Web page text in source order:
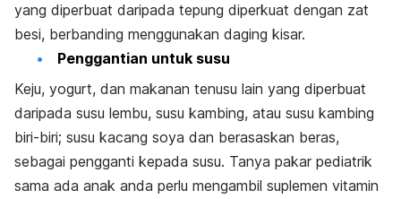
yang diperbuat daripada tepung diperkuat dengan zat
besi, berbanding menggunakan daging kisar.
Penggantian untuk susu
Keju, yogurt, dan makanan tenusu lain yang diperbuat
daripada susu lembu, susu kambing, atau susu kambing
biri-biri; susu kacang soya dan berasaskan beras,
sebagai pengganti kepada susu. Tanya pakar pediatrik
sama ada anak anda perlu mengambil suplemen vitamin